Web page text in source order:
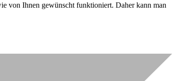
von Ihnen gewünscht funktioniert. Daher kann man